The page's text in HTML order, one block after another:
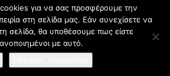
Σχεδιασμός & ΑνάπτυξηAngel Web
για να σας προσφέρουμε την
στη σελίδα μας. Εάν συνεχίσετε να
τη σελίδα, θα υποθέσουμε πως είστε
με αυτό.